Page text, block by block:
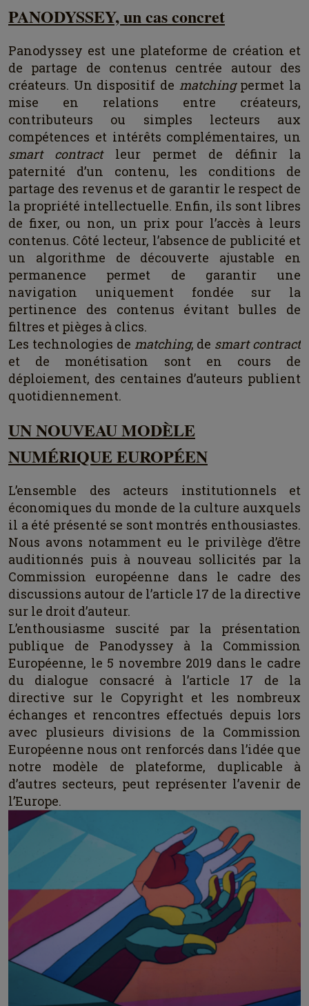
PANODYSSEY, un cas concret
Panodyssey est une plateforme de création et
de partage de contenus centrée autour des
créateurs. Un dispositif de matching permet la
mise en relations entre créateurs,
contributeurs ou simples lecteurs aux
compétences et intérêts complémentaires, un
smart contract leur permet de définir la
paternité d’un contenu, les conditions de
partage des revenus et de garantir le respect de
la propriété intellectuelle. Enfin, ils sont libres
de fixer, ou non, un prix pour l’accès à leurs
contenus. Côté lecteur, l’absence de publicité et
un algorithme de découverte ajustable en
permanence permet de garantir une
navigation uniquement fondée sur la
pertinence des contenus évitant bulles de
filtres et pièges à clics.
Les technologies de matching, de smart contract
et de monétisation sont en cours de
déploiement, des centaines d’auteurs publient
quotidiennement.
UN NOUVEAU MODÈLE
NUMÉRIQUE EUROPÉEN
L’ensemble des acteurs institutionnels et
économiques du monde de la culture auxquels
il a été présenté se sont montrés enthousiastes.
Nous avons notamment eu le privilège d’être
auditionnés puis à nouveau sollicités par la
Commission européenne dans le cadre des
discussions autour de l’article 17 de la directive
sur le droit d’auteur.
L’enthousiasme suscité par la présentation
publique de Panodyssey à la Commission
Européenne, le 5 novembre 2019 dans le cadre
du dialogue consacré à l’article 17 de la
directive sur le Copyright et les nombreux
échanges et rencontres effectués depuis lors
avec plusieurs divisions de la Commission
Européenne nous ont renforcés dans l’idée que
notre modèle de plateforme, duplicable à
d’autres secteurs, peut représenter l’avenir de
l’Europe.